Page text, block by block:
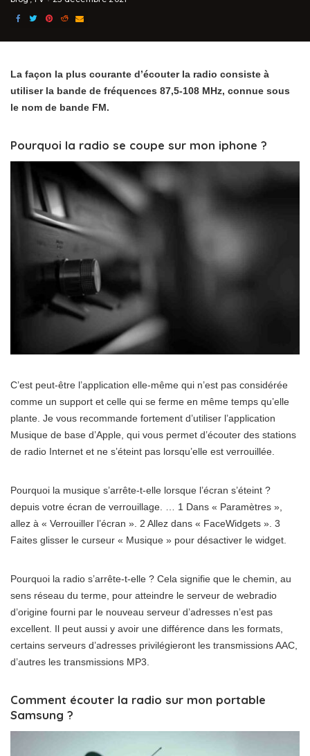
La façon la plus courante d’écouter la radio consiste à
utiliser la bande de fréquences 87,5-108 MHz, connue sous
le nom de bande FM.
Pourquoi la radio se coupe sur mon iphone ?
C’est peut-être l’application elle-même qui n’est pas considérée
comme un support et celle qui se ferme en même temps qu’elle
plante. Je vous recommande fortement d’utiliser l’application
Musique de base d’Apple, qui vous permet d’écouter des stations
de radio Internet et ne s’éteint pas lorsqu’elle est verrouillée.
Pourquoi la musique s’arrête-t-elle lorsque l’écran s’éteint ?
depuis votre écran de verrouillage. … 1 Dans « Paramètres »,
allez à « Verrouiller l’écran ». 2 Allez dans « FaceWidgets ». 3
Faites glisser le curseur « Musique » pour désactiver le widget.
Pourquoi la radio s’arrête-t-elle ? Cela signifie que le chemin, au
sens réseau du terme, pour atteindre le serveur de webradio
d’origine fourni par le nouveau serveur d’adresses n’est pas
excellent. Il peut aussi y avoir une différence dans les formats,
certains serveurs d’adresses privilégieront les transmissions AAC,
d’autres les transmissions MP3.
Comment écouter la radio sur mon portable
Samsung ?